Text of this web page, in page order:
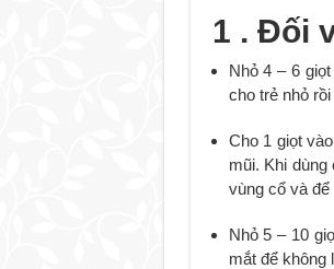
1 . Đối
Nhỏ 4 – 6
cho trẻ nhỏ
Cho 1 giọt
mũi. Khi
vùng cổ và
Nhỏ 5 – 10
mắt để không